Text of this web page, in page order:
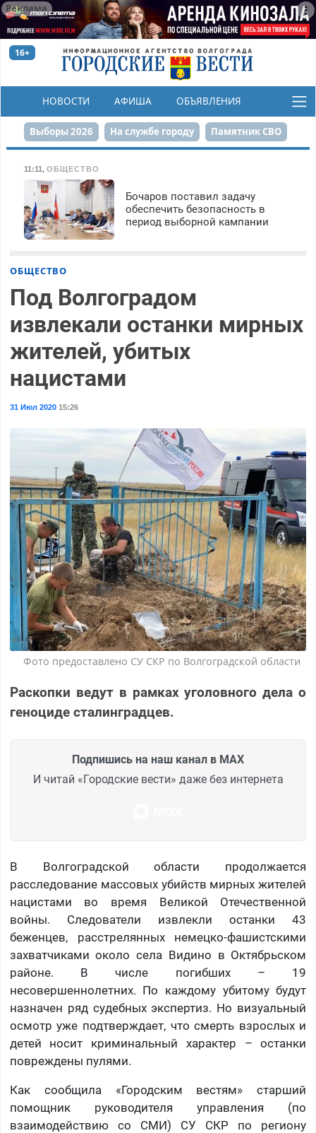
Реклама
16+
НОВОСТИ АФИША ОБЪЯВЛЕНИЯ
КОНКУРСЫ
Выборы 2026 На службе городу Памятник СВО
Набережная День Победы Реконструкция ЦПКиО
80-летие Победы Парк Героев-летчиков
11:11, ОБЩЕСТВО
Бочаров поставил задачу
обеспечить безопасность в
период выборной кампании
ОБЩЕСТВО
Под Волгоградом
извлекали останки мирных
жителей, убитых
нацистами
31 Июл 202015:26
Фото предоставлено СУ СКР по Волгоградской области
Раскопки ведут в рамках уголовного дела о
геноциде сталинградцев.
Подпишись на наш канал в MAX
И читай «Городские вести» даже без интернета
В Волгоградской области продолжается
расследование массовых убийств мирных жителей
нацистами во время Великой Отечественной
войны. Следователи извлекли останки 43
беженцев, расстрелянных немецко-фашистскими
захватчиками около села Видино в Октябрьском
районе. В числе погибших – 19
несовершеннолетних. По каждому убитому будут
назначен ряд судебных экспертиз. Но визуальный
осмотр уже подтверждает, что смерть взрослых и
детей носит криминальный характер – останки
повреждены пулями.
Как сообщила «Городским вестям» старший
помощник руководителя управления (по
взаимодействию со СМИ) СУ СКР по региону